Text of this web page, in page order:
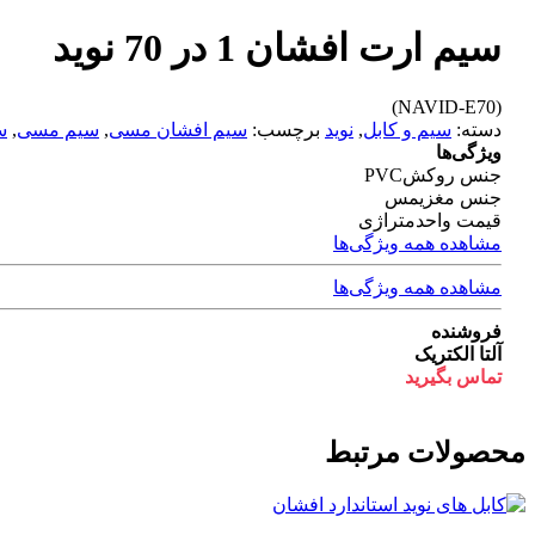
سیم ارت افشان 1 در 70 نوید
(NAVID-E70)
دسته: سیم و کابل, نوید برچسب: سیم افشان مسی, سیم مسی,
ویژگی‌ها
جنس روکشPVC
جنس مغزیمس
قیمت واحدمتراژی
مشاهده همه ویژگی‌ها
مشاهده همه ویژگی‌ها
فروشنده
آلتا الکتریک
تماس بگیرید
محصولات مرتبط